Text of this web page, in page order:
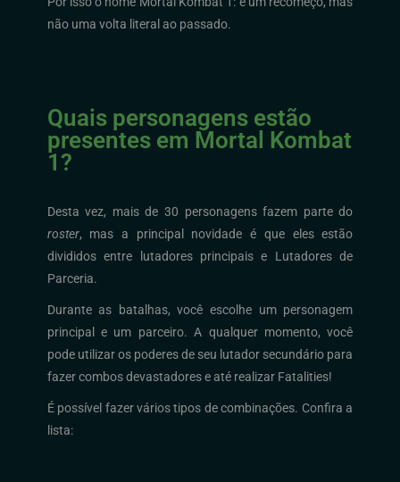
não uma volta literal ao passado.
Quais personagens estão
presentes em Mortal Kombat
1?
Desta vez, mais de 30 personagens fazem parte do
roster, mas a principal novidade é que eles estão
divididos entre lutadores principais e Lutadores de
Parceria.
Durante as batalhas, você escolhe um personagem
principal e um parceiro. A qualquer momento, você
pode utilizar os poderes de seu lutador secundário para
fazer combos devastadores e até realizar Fatalities!
É possível fazer vários tipos de combinações. Confira a
lista: